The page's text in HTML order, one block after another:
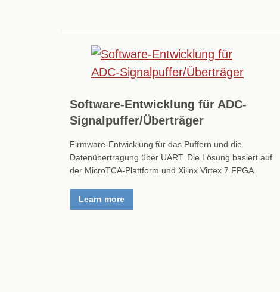
Software-Entwicklung für ADC-
Signalpuffer/Überträger
Firmware-Entwicklung für das Puffern und die
Datenübertragung über UART. Die Lösung basiert auf
der MicroTCA-Plattform und Xilinx Virtex 7 FPGA.
Learn more